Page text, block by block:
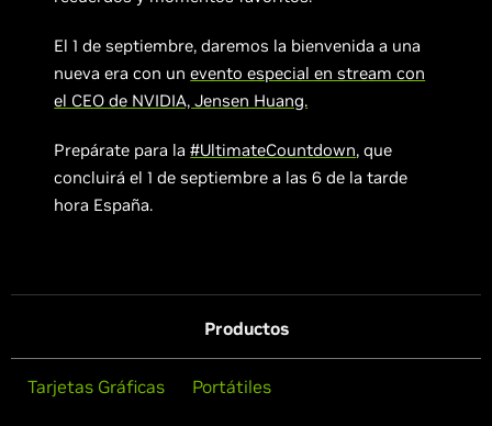
El 1 de septiembre, daremos la bienvenida a una
nueva era con unevento especial en stream con
el CEO de NVIDIA, Jensen Huang.
Prepárate para la#UltimateCountdown, que
concluirá el 1 de septiembre a las 6 de la tarde
hora España.
Productos
Tarjetas Gráficas Portátiles